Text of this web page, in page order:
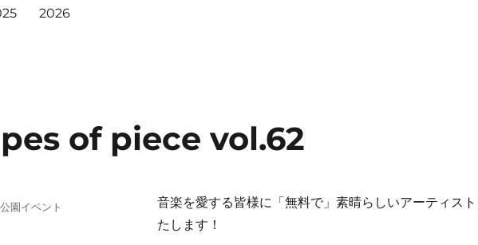
2026
of piece vol.62
音楽を愛する皆様に「無料で」素晴らしいアーティス
たします！
園イベント